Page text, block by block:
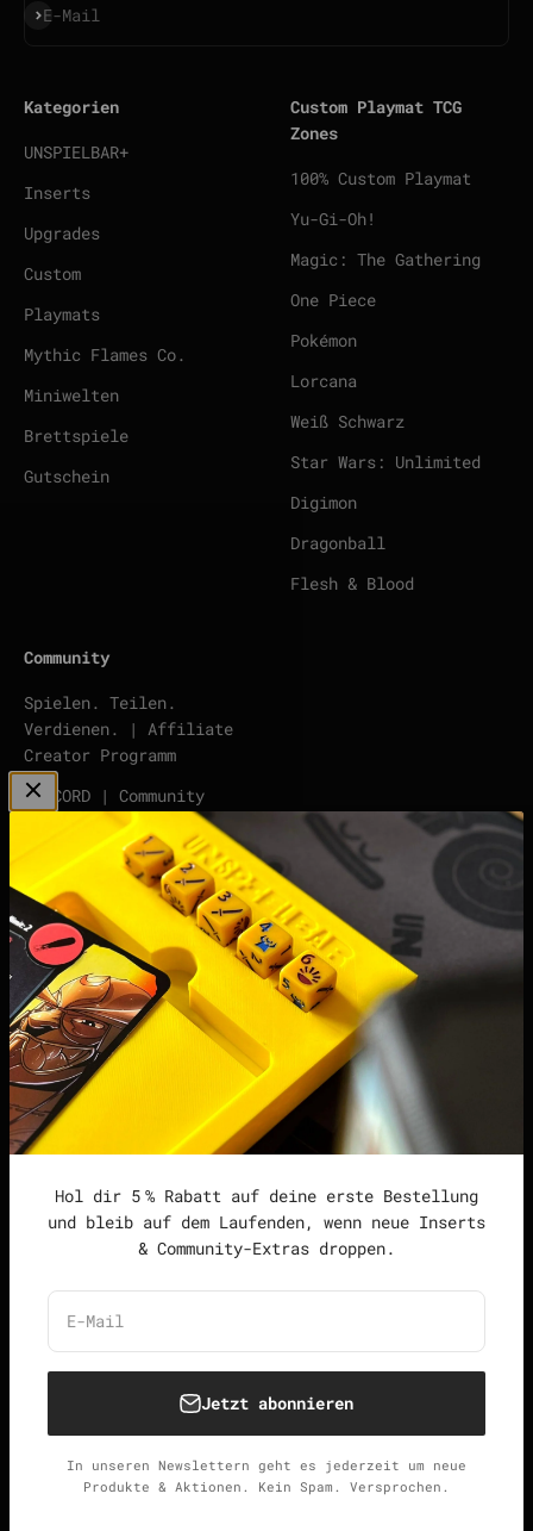
Hol dir 5 % Rabatt auf deine erste Bestellung
und bleib auf dem Laufenden, wenn neue Inserts
& Community-Extras droppen.
E-Mail
Jetzt abonnieren
In unseren Newslettern geht es jederzeit um neue
Produkte & Aktionen. Kein Spam. Versprochen.
E-Mail
Abonnieren
Kategorien
UNSPIELBAR+
Inserts
Upgrades
Custom
Playmats
Mythic Flames Co.
Miniwelten
Brettspiele
Gutschein
Custom Playmat TCG
Zones
100% Custom Playmat
Yu-Gi-Oh!
Magic: The Gathering
One Piece
Pokémon
Lorcana
Weiß Schwarz
Star Wars: Unlimited
Digimon
Dragonball
Flesh & Blood
Community
Spielen. Teilen.
Verdienen. | Affiliate
Creator Programm
DISCORD | Community
points | Score Tracker
Podcast
Impressum
Datenschutzerklärung
Widerrufsrecht &
Widerrufsformular
Allgemeine
Geschäftsbedingungen
Deutschland (EUR €) Deutsch
Kontaktinformationen
Impressum